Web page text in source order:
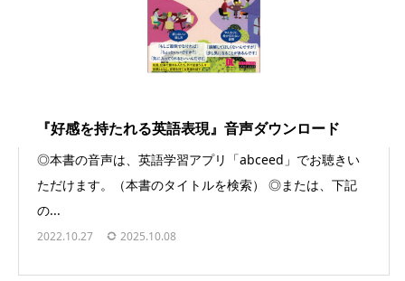
『好感を持たれる英語表現』音声ダウンロード
◎本書の音声は、英語学習アプリ「abceed」でお聴きい
ただけます。（本書のタイトルを検索） ◎または、下記
の...
2022.10.27 2025.10.08